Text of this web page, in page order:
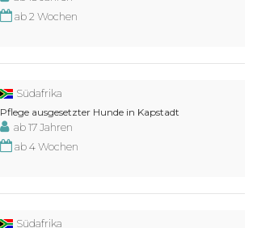
ab 2 Wochen
Südafrika
Pflege ausgesetzter Hunde in Kapstadt
ab 17 Jahren
ab 4 Wochen
Südafrika